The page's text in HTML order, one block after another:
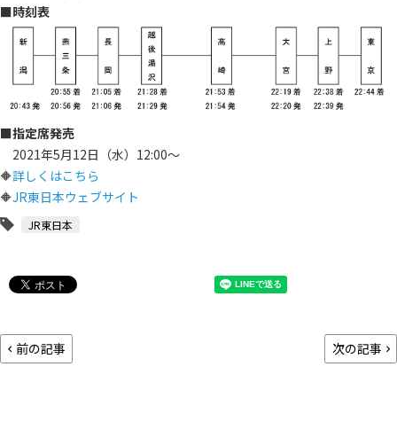
■時刻表
■指定席発売
2021年5月12日（水）12:00～
🔶詳しくはこちら
🔶JR東日本ウェブサイト
JR東日本
前の記事 次の記事